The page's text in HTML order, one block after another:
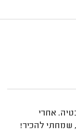
אחרי
שמחתי להכיר!